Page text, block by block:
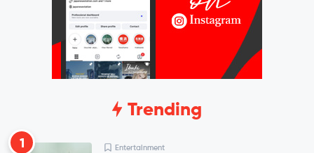
Trending
1 Entertainment